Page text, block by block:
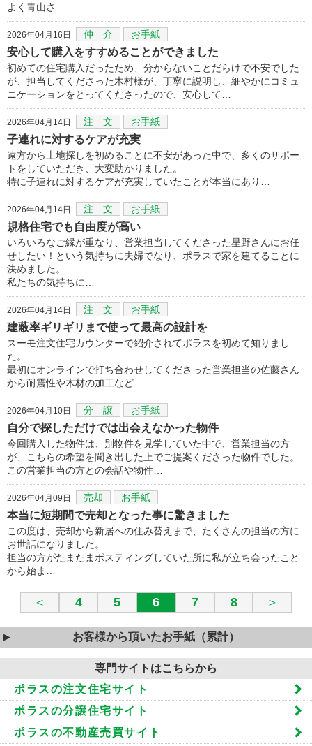
よく青山さ…
2026年04月16日 仲 介 お手紙
安心して購入をすすめることができました
初めての住宅購入だったため、分からないことだらけで不安でした
が、担当してくださった木村様が、丁寧に説明し、細やかにコミュ
ニケーションをとってくださったので、安心して…
2026年04月14日 注 文 お手紙
子連れに対するケアが充実
遠方から土地探しを初めることに不安があった中で、多くのサポー
トをしていただき、大変助かりました。
特に子連れに対するケアが充実していたことが本当にあり…
2026年04月14日 注 文 お手紙
規格住宅でも自由度が高い
いろいろなご縁が重なり、営業担当してくださった星野さんにお任
せしたい！という気持ちに夫婦でなり、ポラスで家を建てることに
決めました。
私たちの気持ちに…
2026年04月14日 注 文 お手紙
建蔽率ギリギリまで使って最高の設計を
スーモ注文住宅カウンターで紹介されてポラスを初めて知りまし
た。
最初にオンラインで打ち合わせしてくださった営業担当の佐藤さん
から耐震性や木材の加工など…
2026年04月10日 分 譲 お手紙
自分で探しただけでは出会えなかった物件
今回購入した物件は、別物件を見学していた中で、営業担当の方
が、こちらの希望を聞き出した上でご提案くださった物件でした。
この営業担当の方との会話や物件…
2026年04月09日 売却 お手紙
本当に短期間で売却となった事に驚きました
この度は、売却から新居への住み替えまで、たくさんの担当の方に
お世話になりました。
担当の方がたまたまポスティングしていた所に私が立ち会ったこと
から始ま…
＜ 4 5 6 7 8 ＞
お客様から頂いたお手紙（累計）
専門サイトはこちらから
ポラスの注文住宅サイト
ポラスの分譲住宅サイト
ポラスの不動産売買サイト